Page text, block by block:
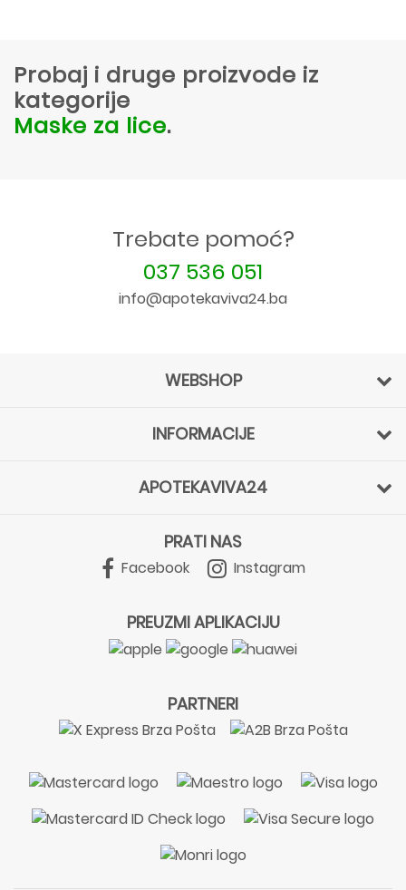
Probaj i druge proizvode iz
kategorije
Maske za lice.
Trebate pomoć?
037 536 051
info@apotekaviva24.ba
WEBSHOP
INFORMACIJE
APOTEKAVIVA24
PRATI NAS
Facebook Instagram
PREUZMI APLIKACIJU
PARTNERI